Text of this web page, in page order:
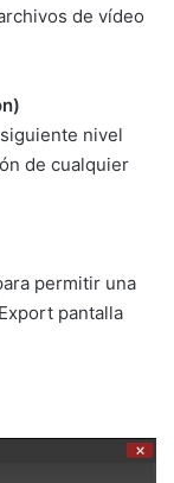
de vídeo
nivel
de cualquier
permitir una
pantalla